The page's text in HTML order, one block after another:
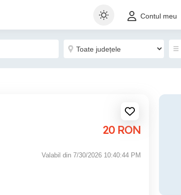
Contul meu
20 RON
Valabil din 7/30/2026 10:40:44 PM